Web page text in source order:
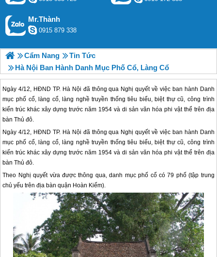
Mr.Thành
0915 879 338
Cẩm Nang
Tin Tức
Hà Nội Ban Hành Danh Mục Phố Cổ, Làng Cổ
Ngày 4/12, HĐND TP. Hà Nội đã thông qua Nghị quyết về việc ban hành Danh
mục phố cổ, làng cổ, làng nghề truyền thống tiêu biểu, biệt thự cũ, công trình
kiến trúc khác xây dựng trước năm 1954 và di sản văn hóa phi vật thể trên địa
bàn Thủ đô.
Ngày 4/12, HĐND TP. Hà Nội đã thông qua Nghị quyết về việc ban hành Danh
mục phố cổ, làng cổ, làng nghề truyền thống tiêu biểu, biệt thự cũ, công trình
kiến trúc khác xây dựng trước năm 1954 và di sản văn hóa phi vật thể trên địa
bàn Thủ đô.
Theo Nghị quyết vừa được thông qua, danh mục phố cổ có 79 phố (tập trung
chủ yếu trên địa bàn quận Hoàn Kiếm).